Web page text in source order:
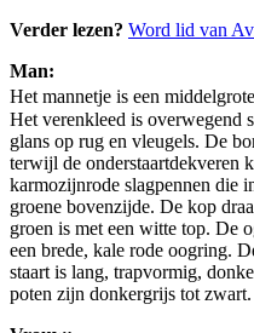
Verder lezen? Word lid van
Man:
Het mannetje is een
Het verenkleed is overwegend
glans op rug en vleugels. De
terwijl de onderstaartdekveren
karmozijnrode slagpennen die
groene bovenzijde. De kop
groen is met een witte top. De
een brede, kale rode oogring.
staart is lang, trapvormig,
poten zijn donkergrijs tot zwart.